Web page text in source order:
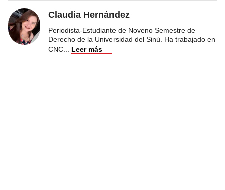
Claudia Hernández
Periodista-Estudiante de Noveno Semestre de
Derecho de la Universidad del Sinú. Ha trabajado en
CNC
Leer más